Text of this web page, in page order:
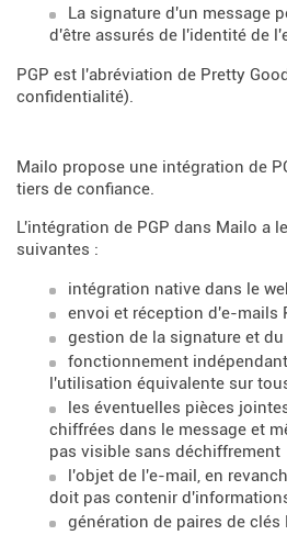
La signature d'un message
d'être assurés de l'identité de
PGP est l'abréviation de Pretty
confidentialité).
Mailo propose une intégration de
tiers de confiance.
L'intégration de PGP dans Mailo a
suivantes :
intégration native dans le
envoi et réception d'e-mails
gestion de la signature et
fonctionnement
l'utilisation équivalente sur
les éventuelles pièces
chiffrées dans le message et
pas visible sans déchiffrement
l'objet de l'e-mail, en
doit pas contenir
génération de paires de